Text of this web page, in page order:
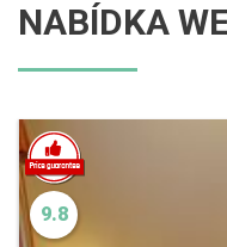
NABÍDKA
9.8